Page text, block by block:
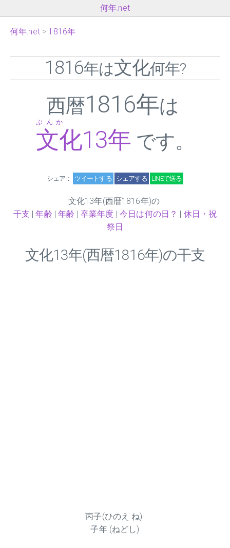
何年.net
何年.net 1816年
1816年は文化何年?
西暦1816年は
文化13年
ぶんか
です。
シェア： ツイートする シェアする LINEで送る
文化13年(西暦1816年)の
干支 |年齢 |年齢 |卒業年度 |今日は何の日？ | 休日・祝
祭日
文化13年(西暦1816年)の干支
丙子(ひのえ ね)
子年 (ねどし)